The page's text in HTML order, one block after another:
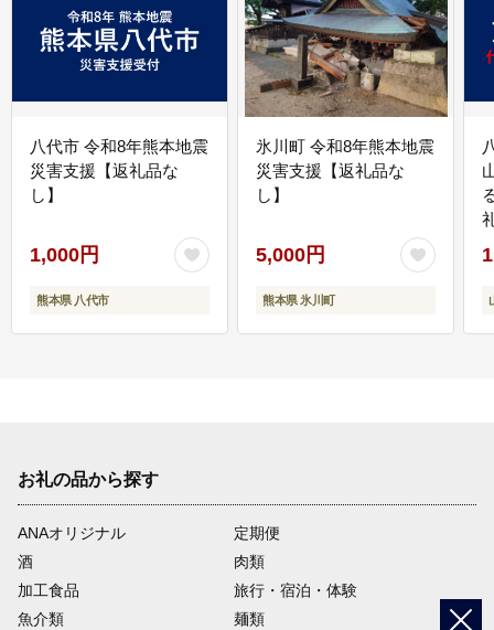
八代市 令和8年熊本地震
災害支援【返礼品な
し】
1,000円
熊本県 八代市
氷川町 令和8年熊本地震
災害支援【返礼品な
し】
5,000円
熊本県 氷川町
お礼の品から探す
ANAオリジナル
定期便
酒
肉類
加工食品
旅行・宿泊・体験
魚介類
麺類